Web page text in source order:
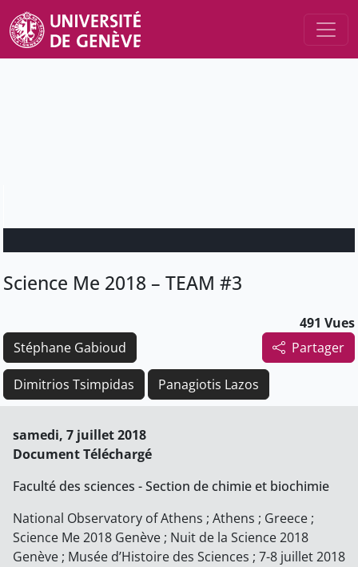
Science Me 2018 – TEAM #3
491 Vues
Partager
Stéphane Gabioud
Dimitrios Tsimpidas Panagiotis Lazos
samedi, 7 juillet 2018
Document Téléchargé
Faculté des sciences - Section de chimie et biochimie
National Observatory of Athens ; Athens ; Greece ;
Science Me 2018 Genève ; Nuit de la Science 2018
Genève ; Musée d’Histoire des Sciences ; 7-8 juillet 2018